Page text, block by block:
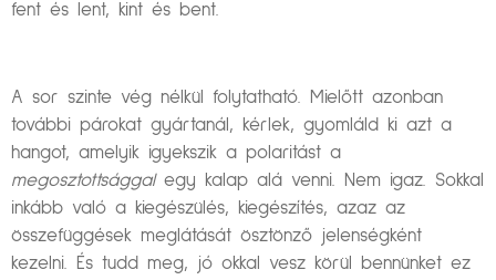
fent és lent, kint és bent.
A sor szinte vég nélkül folytatható. Mielőtt azonban
további párokat gyártanál, kérlek, gyomláld ki azt a
hangot, amelyik igyekszik a polaritást a
megosztottsággalegy kalap alá venni. Nem igaz. Sokkal
inkább való a kiegészülés, kiegészítés, azaz az
összefüggések meglátását ösztönző jelenségként
kezelni. És tudd meg, jó okkal vesz körül bennünket ez